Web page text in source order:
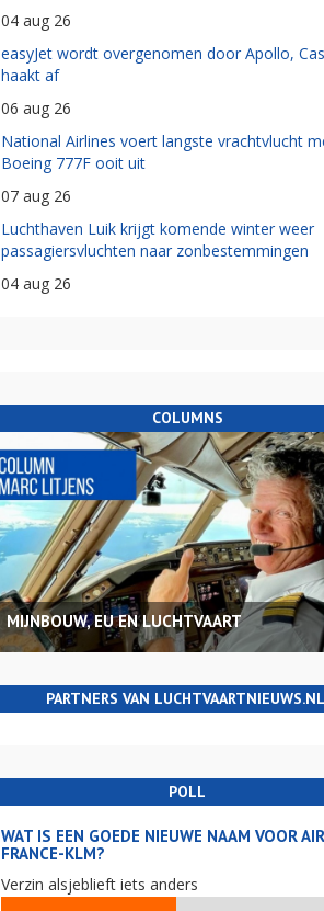
04 aug 26
easyJet wordt overgenomen door Apollo,
haakt af
06 aug 26
National Airlines voert langste vrachtvlucht
Boeing 777F ooit uit
07 aug 26
Luchthaven Luik krijgt komende winter weer
passagiersvluchten naar zonbestemmingen
04 aug 26
COLUMNS
MIJNBOUW, EU EN LUCHTVAART
PARTNERS VAN
POLL
WAT IS EEN GOEDE NIEUWE NAAM VOOR AIR
FRANCE-KLM?
Verzin alsjeblieft iets anders